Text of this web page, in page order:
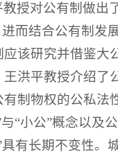
授对公有制做出
进而结合公有制发
该研究并借鉴大
王洪平教授介绍了
制物权的公私法
“小公”概念以及
有长期不变性。